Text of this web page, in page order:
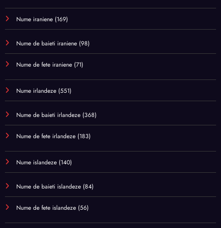
Nume iraniene (169)
Nume de baieti iraniene (98)
Nume de fete iraniene (71)
Nume irlandeze (551)
Nume de baieti irlandeze (368)
Nume de fete irlandeze (183)
Nume islandeze (140)
Nume de baieti islandeze (84)
Nume de fete islandeze (56)